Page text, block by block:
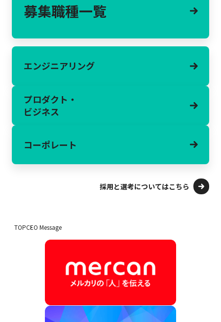
募集職種一覧
エンジニアリング
プロダクト・
ビジネス
コーポレート
採用と選考についてはこちら
TOPCEO Message